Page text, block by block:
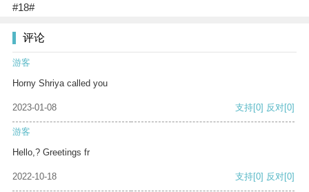
#18#
评论
游客
Horny Shriya called you
2023-01-08 支持[0] 反对[0]
游客
Hello,? Greetings fr
2022-10-18 支持[0] 反对[0]